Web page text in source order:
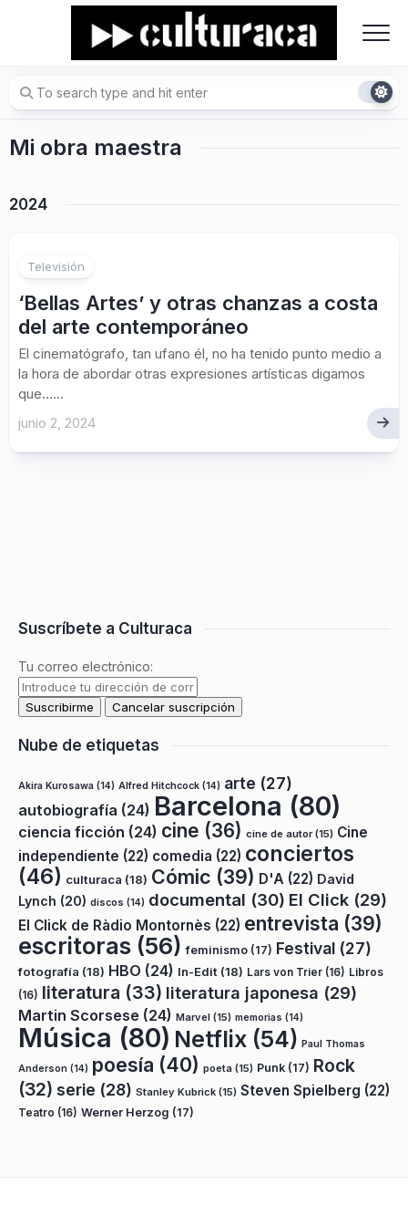
Mi obra maestra
2024
Televisión
‘Bellas Artes’ y otras chanzas a costa
del arte contemporáneo
El cinematógrafo, tan ufano él, no ha tenido punto medio a
la hora de abordar otras expresiones artísticas digamos
que…...
junio 2, 2024
Suscríbete a Culturaca
Tu correo electrónico:
Nube de etiquetas
Akira Kurosawa (14) Alfred Hitchcock (14) arte (27)
autobiografía (24) Barcelona (80)
ciencia ficción (24) cine (36) cine de autor(15) Cine
independiente (22) comedia (22) conciertos
(46) culturaca (18) Cómic (39) D'A (22) David
Lynch (20) discos (14) documental (30) El Click (29)
El Click de Ràdio Montornès (22) entrevista (39)
escritoras (56) feminismo (17) Festival (27)
fotografía (18) HBO (24) In-Edit (18) Lars von Trier (16) Libros
(16) literatura (33) literatura japonesa (29)
Martin Scorsese (24) Marvel (15) memorias (14)
Música (80) Netflix (54) Paul Thomas
Anderson (14) poesía (40) poeta (15) Punk (17) Rock
(32) serie (28) Stanley Kubrick (15) Steven Spielberg (22)
Teatro (16) Werner Herzog (17)